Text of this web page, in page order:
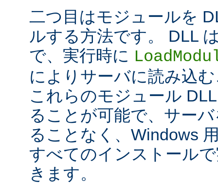
二つ目はモジュールを
ルする方法です。 DLL
で、実行時に
によりサーバに読み込
これらのモジュール
ることが可能で、サー
ることなく、Windows
すべてのインストール
きます。